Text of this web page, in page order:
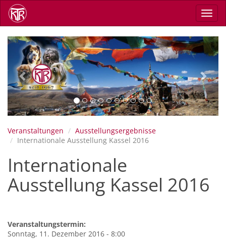
Direkt
zum
Inhalt
Previous Next
Veranstaltungen
Ausstellungsergebnisse
Internationale Ausstellung Kassel 2016
Internationale
Ausstellung Kassel 2016
Veranstaltungstermin:
Sonntag, 11. Dezember 2016 - 8:00